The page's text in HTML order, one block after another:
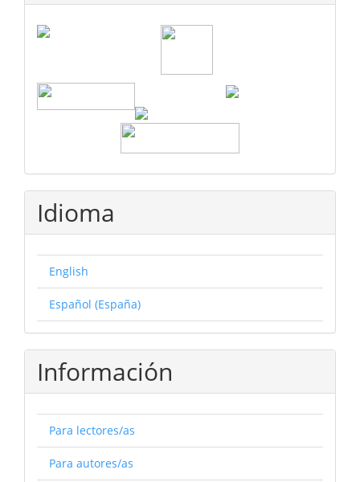
Idioma
English
Español (España)
Información
Para lectores/as
Para autores/as